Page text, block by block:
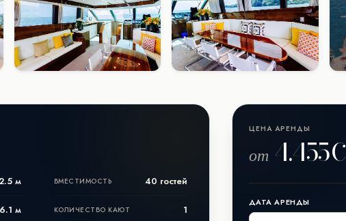
м
6.1 м
ВМЕСТИМОСТЬ 40 гостей
КОЛИЧЕСТВО КАЮТ 1
ЦЕНА АРЕНДЫ
от 4.455€
ДАТА АРЕНДЫ